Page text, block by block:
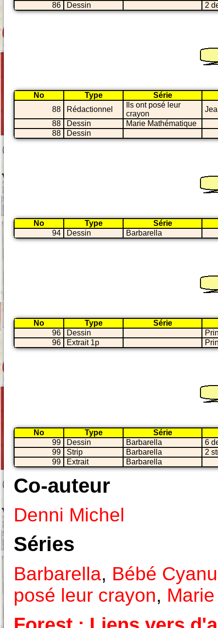
86
Dessin 2
No Type
Série
88
Rédactionnel
Ils ont posé leur
crayon
88
Dessin
Marie Mathématique
88
Dessin
No Type
Série
94
Dessin Barbarella
No Type
Série
96
Dessin
96
Extrait 1p
No Type
Série
99
Dessin Barbarella
6
99
Strip Barbarella
2
99
Extrait Barbarella
Co-auteur
Denni Michel
Séries
Barbarella, Bébé
posé leur crayon,